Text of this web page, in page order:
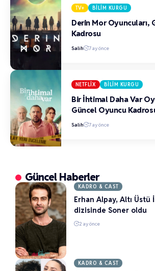
TV+ BILIM KURGU
Derin Mor Oyuncuları,
Kadrosu
Salih 7 ay önce
NETFLIX BILIM KURGU
Bir İhtimal Daha Var
Güncel Oyuncu
Salih 7 ay önce
Güncel Haberler
KADRO & CAST
Erhan Alpay, Altı Üstü
dizisinde Soner oldu
2 ay önce
KADRO & CAST